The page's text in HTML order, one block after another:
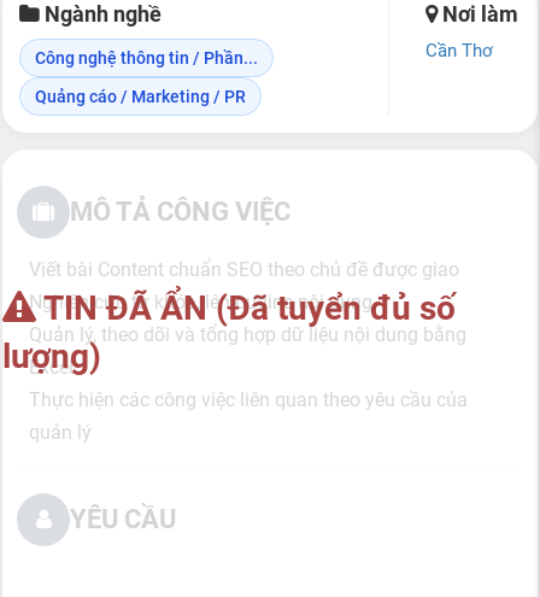
Ngành nghề
Công nghệ thông tin / Phần...
Quảng cáo / Marketing / PR
Nơi làm
Cần Thơ
TIN ĐÃ ẨN (Đã tuyển đủ số
lượng)
MÔ TẢ CÔNG VIỆC
Viết bài Content chuẩn SEO theo chủ đề được giao
Nghiên cứu từ khóa, lên outline nội dung
Quản lý, theo dõi và tổng hợp dữ liệu nội dung bằng
Excel
Thực hiện các công việc liên quan theo yêu cầu của
quản lý
YÊU CẦU